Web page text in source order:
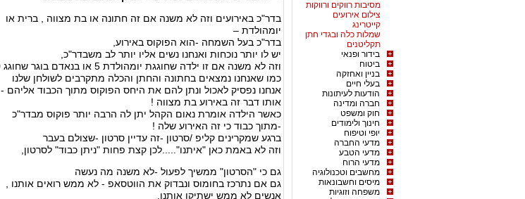
מסיבות רווקים ורווקות
צילום אירועים
קייטרינג
שמלות כלה ובגדי חתן
תקליטנים
בידור ופנאי
ביטוח
בניין ואחזקה
בעלי חיים
הודעות לעיתונות
חברה ומדינה
חוק ומשפט
חינוך ולימודים
יופי וטיפוח
מדעי החברה
מדעי הטבע
מדעי הרוח
מחשבים וטכנולוגיה
מיסים וחשבונאות
משפחה וזוגיות
בדר"כ באירועים וזה לא משנה אם זה חתונה או בת מצווה , ברית או
יומהולדת –
בדר"כ בעל השמחה -הוא הפוקוס באירוע,
יש לו יותר נוכחות ואנחנו נשים אליו יותר לב משבדר"כ,
וזה לא משנה אם זו ילדה שחוגגת יומהולדת 5 או בנאדם בוגר שחוגג 50 !
כמו שאנחנו נמצאים בחתונה והחתן והכלה מתקרבים לשולחן שלנו
אנחנו נפסיק לאכול ונתן להם את היחס הפוקוס מתוך הכבוד אליהם -
אותו דבר זה באירוע בת מצווה !
כאשר הילדה אומרת נאום הקהל יתן לה הרבה יותר פוקוס מבדר"כ
-מתוך כבוד כי זה האירוע שלה !
ברגע שמקרינים קליפ /סרטון -זה עדיין סרטון -שצולם בעבר
וזה לא באמת כאן "איתנו".....לכן קצת פחות "ניתן כבוד" לסרטון,
גם כי "הסרטון" ממשיך לפעול -לא משנה מה נעשה
גם אם נתרכז בחומוס ונבדוק את הווטסאפ - לא ממש רואים אותנו ,
אנשים לא ממש ישתיקו אותנו,